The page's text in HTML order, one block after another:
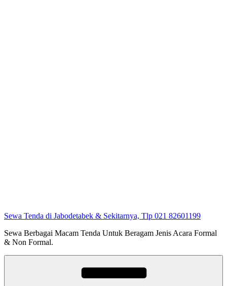
Sewa Tenda di Jabodetabek & Sekitarnya, Tlp 021 82601199
Sewa Berbagai Macam Tenda Untuk Beragam Jenis Acara Formal
& Non Formal.